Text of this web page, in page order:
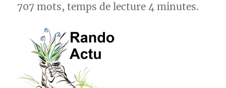
se
707 mots, temps de lecture 4 minutes.